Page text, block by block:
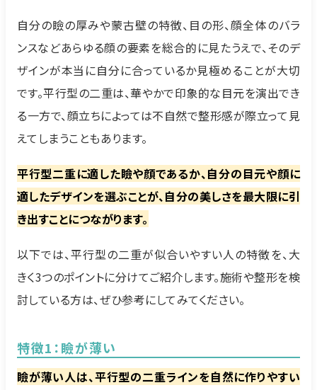
自分の瞼の厚みや蒙古壁の特徴、目の形、顔全体のバラ
ンスなどあらゆる顔の要素を総合的に見たうえで、そのデ
ザインが本当に自分に合っているか見極めることが大切
です。平行型の二重は、華やかで印象的な目元を演出でき
る一方で、顔立ちによっては不自然で整形感が際立って見
えてしまうこともあります。
平行型二重に適した瞼や顔であるか、自分の目元や顔に
適したデザインを選ぶことが、自分の美しさを最大限に引
き出すことにつながります。
以下では、平行型の二重が似合いやすい人の特徴を、大
きく3つのポイントに分けてご紹介します。施術や整形を検
討している方は、ぜひ参考にしてみてください。
特徴1：瞼が薄い
瞼が薄い人は、平行型の二重ラインを自然に作りやすい